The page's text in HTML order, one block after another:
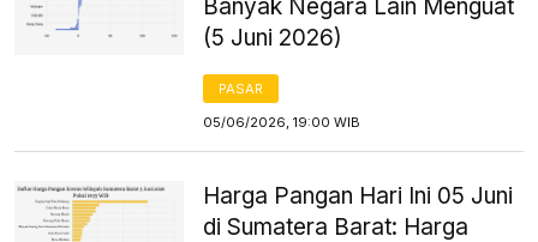
Banyak Negara Lain Menguat
(5 Juni 2026)
PASAR
05/06/2026, 19:00 WIB
Harga Pangan Hari Ini 05 Juni
di Sumatera Barat: Harga